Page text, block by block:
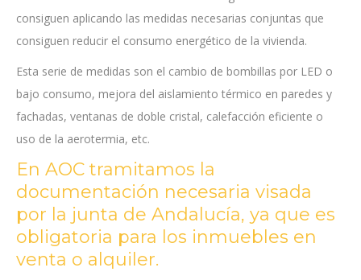
consiguen aplicando las medidas necesarias conjuntas que
consiguen reducir el consumo energético de la vivienda.
Esta serie de medidas son el cambio de bombillas por LED o
bajo consumo, mejora del aislamiento térmico en paredes y
fachadas, ventanas de doble cristal, calefacción eficiente o
uso de la aerotermia, etc.
En AOC tramitamos la
documentación necesaria visada
por la junta de Andalucía, ya que es
obligatoria para los inmuebles en
venta o alquiler.